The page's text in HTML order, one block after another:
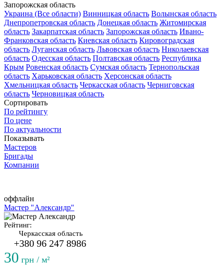
Запорожская область
Украина (Все области) Винницкая область Волынская область
Днепропетровская область Донецкая область Житомирская
область Закарпатская область Запорожская область Ивано-
Франковская область Киевская область Кировоградская
область Луганская область Львовская область Николаевская
область Одесская область Полтавская область Республика
Крым Ровенская область Сумская область Тернопольская
область Харьковская область Херсонская область
Хмельницкая область Черкасская область Черниговская
область Черновицкая область
Сортировать
По рейтингу
По цене
По актуальности
Показывать
Мастеров
Бригады
Компании
оффлайн
Мастер "Александр"
Рейтинг:
Черкасская область
+380 96 247 8986
30 грн / м²